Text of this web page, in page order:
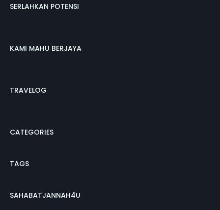
SERLAHKAN POTENSI
KAMI MAHU BERJAYA
TRAVELOG
CATEGORIES
TAGS
SAHABATJANNAH4U